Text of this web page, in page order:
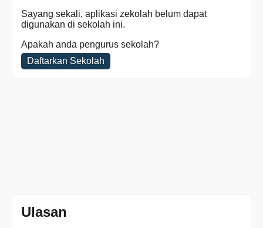
Sayang sekali, aplikasi zekolah belum dapat
digunakan di sekolah ini.
Apakah anda pengurus sekolah?
Daftarkan Sekolah
Ulasan